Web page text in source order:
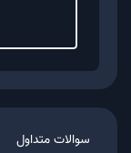
خرید ارز WAVES
سوالات متداول